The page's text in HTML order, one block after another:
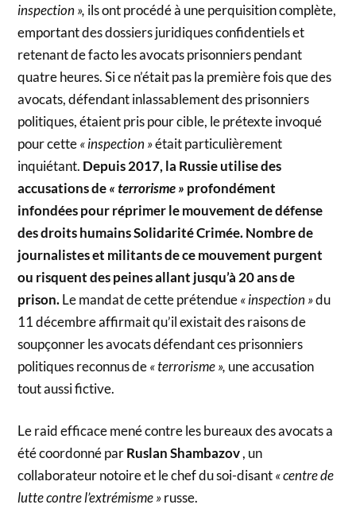
inspection », ils ont procédé à une perquisition complète,
emportant des dossiers juridiques confidentiels et
retenant de facto les avocats prisonniers pendant
quatre heures. Si ce n’était pas la première fois que des
avocats, défendant inlassablement des prisonniers
politiques, étaient pris pour cible, le prétexte invoqué
pour cette« inspection »était particulièrement
inquiétant. Depuis 2017, la Russie utilise des
accusations de« terrorisme » profondément
infondées pour réprimer le mouvement de défense
des droits humains Solidarité Crimée. Nombre de
journalistes et militants de ce mouvement purgent
ou risquent des peines allant jusqu’à 20 ans de
prison.Le mandat de cette prétendue« inspection »du
11 décembre affirmait qu’il existait des raisons de
soupçonner les avocats défendant ces prisonniers
politiques reconnus de« terrorisme », une accusation
tout aussi fictive.
Le raid efficace mené contre les bureaux des avocats a
été coordonné parRuslan Shambazov, un
collaborateur notoire et le chef du soi-disant« centre de
lutte contre l’extrémisme »russe.